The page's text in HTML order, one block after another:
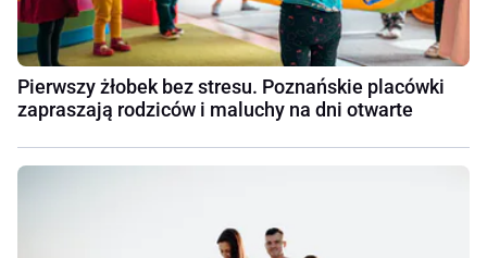
Pierwszy żłobek bez stresu. Poznańskie placówki
zapraszają rodziców i maluchy na dni otwarte